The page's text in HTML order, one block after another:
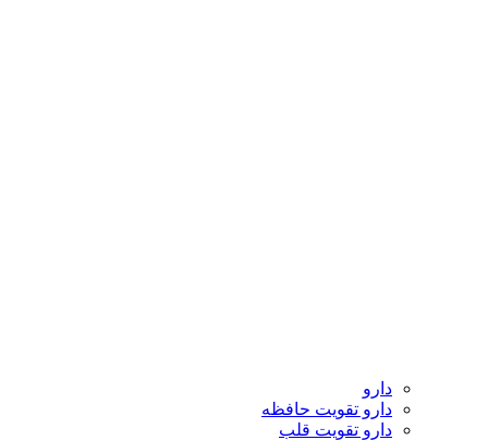
دارو
دارو تقویت حافظه
دارو تقویت قلب